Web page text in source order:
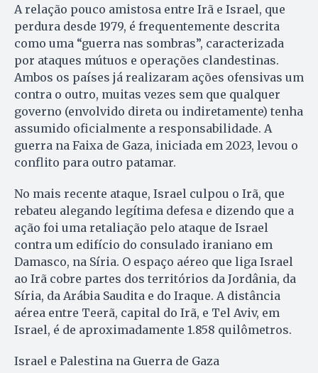
A relação pouco amistosa entre Irã e Israel, que
perdura desde 1979, é frequentemente descrita
como uma “guerra nas sombras”, caracterizada
por ataques mútuos e operações clandestinas.
Ambos os países já realizaram ações ofensivas um
contra o outro, muitas vezes sem que qualquer
governo (envolvido direta ou indiretamente) tenha
assumido oficialmente a responsabilidade. A
guerra na Faixa de Gaza, iniciada em 2023, levou o
conflito para outro patamar.
No mais recente ataque, Israel culpou o Irã, que
rebateu alegando legítima defesa e dizendo que a
ação foi uma retaliação pelo ataque de Israel
contra um edifício do consulado iraniano em
Damasco, na Síria. O espaço aéreo que liga Israel
ao Irã cobre partes dos territórios da Jordânia, da
Síria, da Arábia Saudita e do Iraque. A distância
aérea entre Teerã, capital do Irã, e Tel Aviv, em
Israel, é de aproximadamente 1.858 quilômetros.
Israel e Palestina na Guerra de Gaza